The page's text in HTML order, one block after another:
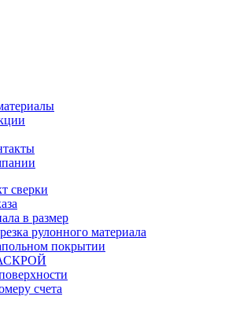
сверки
в размер
рулонного материала
покрытии
счета